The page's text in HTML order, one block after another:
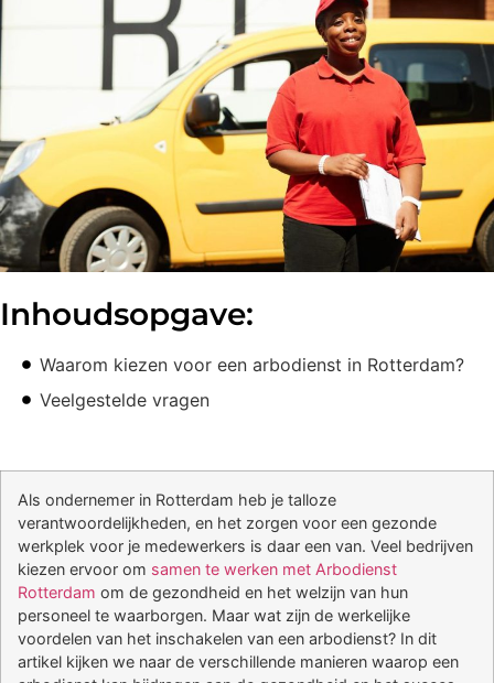
Inhoudsopgave:
Waarom kiezen voor een arbodienst in Rotterdam?
Veelgestelde vragen
Als ondernemer in Rotterdam heb je talloze
verantwoordelijkheden, en het zorgen voor een gezonde
werkplek voor je medewerkers is daar een van. Veel bedrijven
kiezen ervoor om samen te werken met Arbodienst
Rotterdam om de gezondheid en het welzijn van hun
personeel te waarborgen. Maar wat zijn de werkelijke
voordelen van het inschakelen van een arbodienst? In dit
artikel kijken we naar de verschillende manieren waarop een